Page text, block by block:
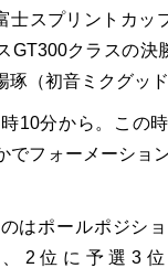
スプリントカッ
GT300クラスの
琢（初音ミクグッ
10分から。この
でフォーメーショ
はポールポジシ
、2位に予選3